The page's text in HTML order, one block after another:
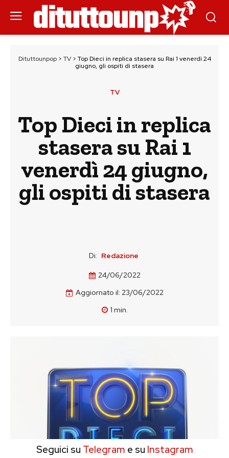
Dituttounpop> TV> Top Dieci in replica stasera su Rai 1 venerdì 24
giugno, gli ospiti di stasera
TV
Top Dieci in replica
stasera su Rai 1
venerdì 24 giugno,
gli ospiti di stasera
Di: Redazione
24/06/2022
Aggiornato il: 23/06/2022
1 min.
Seguici su Telegram e su Instagram